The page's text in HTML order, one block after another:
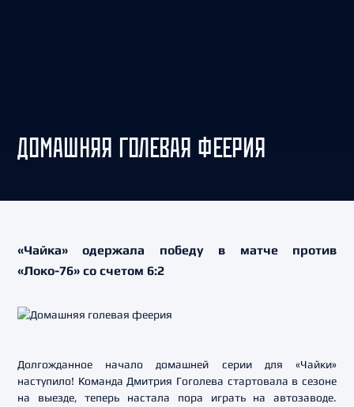
ДОМАШНЯЯ ГОЛЕВАЯ ФЕЕРИЯ
«Чайка» одержала победу в матче против
«Локо-76» со счетом 6:2
Долгожданное начало домашней серии для «Чайки»
наступило! Команда Дмитрия Гоголева стартовала в сезоне
на выезде, теперь настала пора играть на автозаводе.